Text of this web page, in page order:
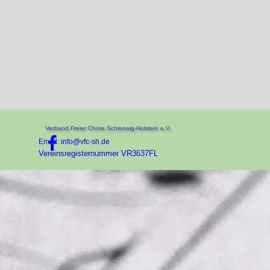
Verband Freier Chöre Schleswig-Holstein e.V.
Email: info@vfc-sh.de
Vereinsregisternummer VR3637FL
Zurück zum Seiteninhalt